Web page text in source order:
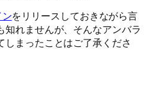
をリリースしておきながら言
知れませんが、そんなアンバラ
しまったことはご了承くださ